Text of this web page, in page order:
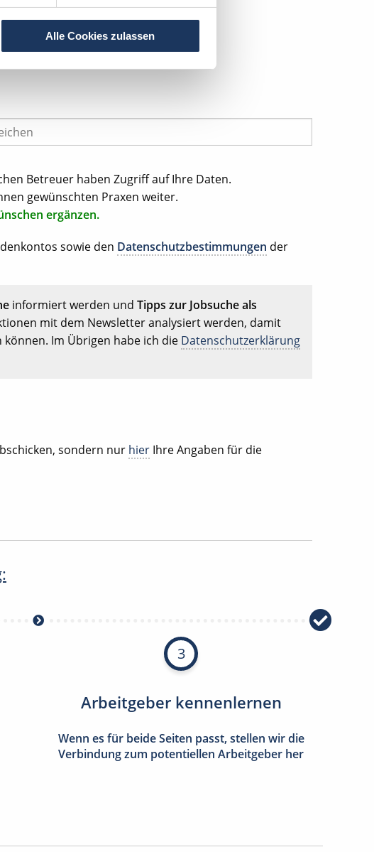
Alle Cookies zulassen
Betreuer haben Zugriff auf Ihre Daten.
gewünschten Praxen weiter.
ergänzen.
sowie den Datenschutzbestimmungen der
informiert werden und Tipps zur Jobsuche als
mit dem Newsletter analysiert werden, damit
Im Übrigen habe ich die Datenschutzerklärung
sondern nur hier Ihre Angaben für die
3
Arbeitgeber kennenlernen
Wenn es für beide Seiten passt, stellen wir die
Verbindung zum potentiellen Arbeitgeber her